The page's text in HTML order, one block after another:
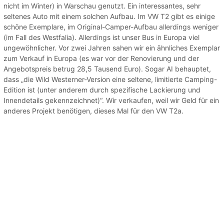
nicht im Winter) in Warschau genutzt. Ein interessantes, sehr
seltenes Auto mit einem solchen Aufbau. Im VW T2 gibt es einige
schöne Exemplare, im Original-Camper-Aufbau allerdings weniger
(im Fall des Westfalia). Allerdings ist unser Bus in Europa viel
ungewöhnlicher. Vor zwei Jahren sahen wir ein ähnliches Exemplar
zum Verkauf in Europa (es war vor der Renovierung und der
Angebotspreis betrug 28,5 Tausend Euro). Sogar AI behauptet,
dass „die Wild Westerner-Version eine seltene, limitierte Camping-
Edition ist (unter anderem durch spezifische Lackierung und
Innendetails gekennzeichnet)“. Wir verkaufen, weil wir Geld für ein
anderes Projekt benötigen, dieses Mal für den VW T2a.